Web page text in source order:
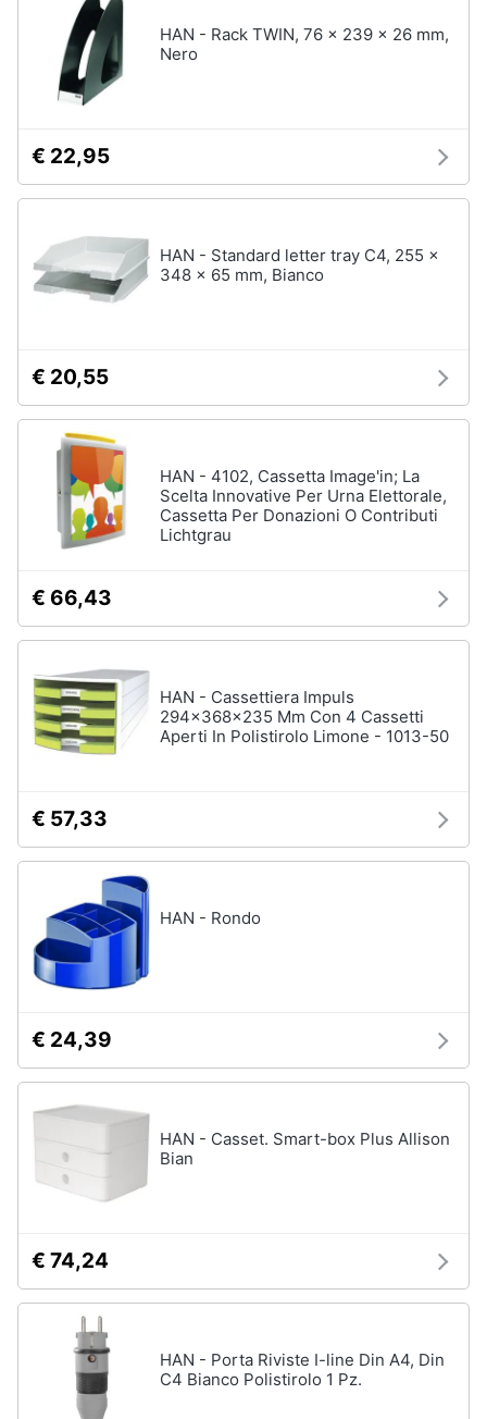
HAN - Rack TWIN, 76 x 239 x 26 mm,
Nero
€ 22,95
HAN - Standard letter tray C4, 255 x
348 x 65 mm, Bianco
€ 20,55
HAN - 4102, Cassetta Image'in; La
Scelta Innovative Per Urna Elettorale,
Cassetta Per Donazioni O Contributi
Lichtgrau
€ 66,43
HAN - Cassettiera Impuls
294x368x235 Mm Con 4 Cassetti
Aperti In Polistirolo Limone - 1013-50
€ 57,33
HAN - Rondo
€ 24,39
HAN - Casset. Smart-box Plus Allison
Bian
€ 74,24
HAN - Porta Riviste I-line Din A4, Din
C4 Bianco Polistirolo 1 Pz.